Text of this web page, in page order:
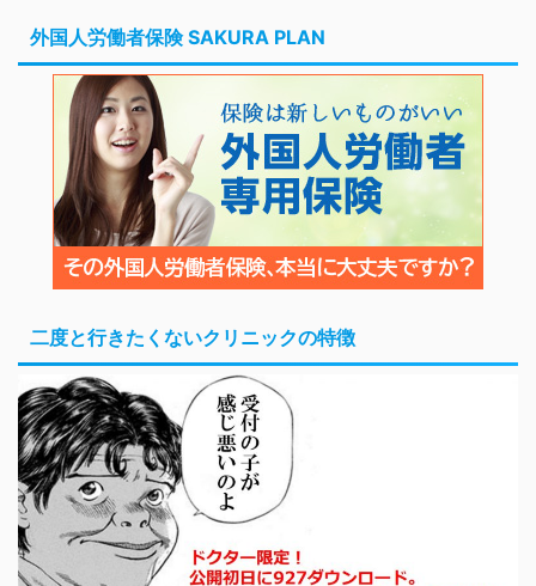
外国人労働者保険 SAKURA PLAN
二度と行きたくないクリニックの特徴